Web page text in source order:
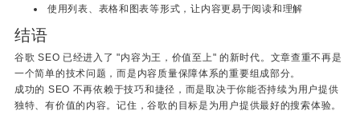
使用列表、表格和图表等形式，让内容更易于阅读和理解
结语
谷歌 SEO 已经进入了 "内容为王，价值至上" 的新时代。文章查重不再是
一个简单的技术问题，而是内容质量保障体系的重要组成部分。
成功的 SEO 不再依赖于技巧和捷径，而是取决于你能否持续为用户提供
独特、有价值的内容。记住，谷歌的目标是为用户提供最好的搜索体验。